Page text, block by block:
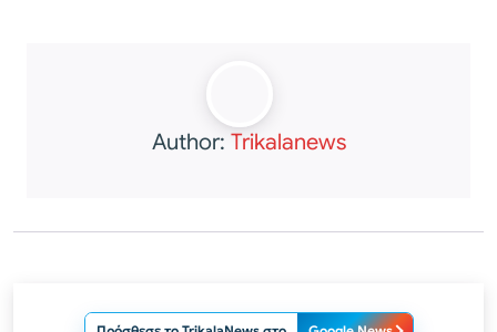
Author: Trikalanews